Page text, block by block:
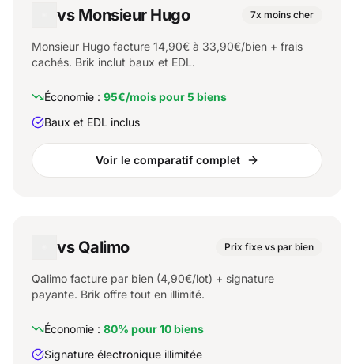
vs Monsieur Hugo 7x moins cher
Monsieur Hugo facture 14,90€ à 33,90€/bien + frais
cachés. Brik inclut baux et EDL.
Économie : 95€/mois pour 5 biens
Baux et EDL inclus
Voir le comparatif complet
vs Qalimo Prix fixe vs par bien
Qalimo facture par bien (4,90€/lot) + signature
payante. Brik offre tout en illimité.
Économie : 80% pour 10 biens
Signature électronique illimitée